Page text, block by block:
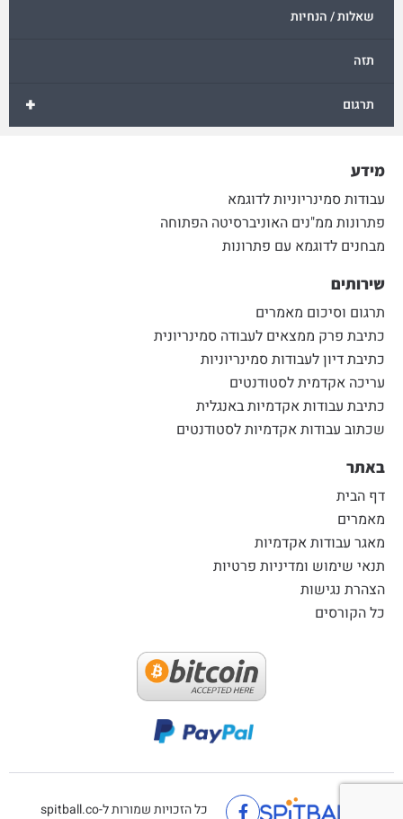
שאלות / הנחיות
תזה
+ תרגום
מידע
עבודות סמינריוניות לדוגמא
פתרונות ממ"נים האוניברסיטה הפתוחה
מבחנים לדוגמא עם פתרונות
שירותים
תרגום וסיכום מאמרים
כתיבת פרק ממצאים לעבודה סמינריונית
כתיבת דיון לעבודות סמינריוניות
עריכה אקדמית לסטודנטים
כתיבת עבודות אקדמיות באנגלית
שכתוב עבודות אקדמיות לסטודנטים
באתר
דף הבית
מאמרים
מאגר עבודות אקדמיות
תנאי שימוש ומדיניות פרטיות
הצהרת נגישות
כל הקורסים
כל הזכויות שמורות ל-spitball.co